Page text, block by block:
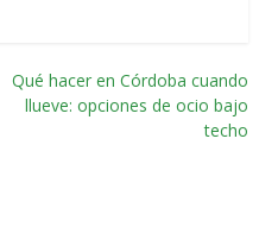
Qué hacer en Córdoba cuando
llueve: opciones de ocio bajo
techo